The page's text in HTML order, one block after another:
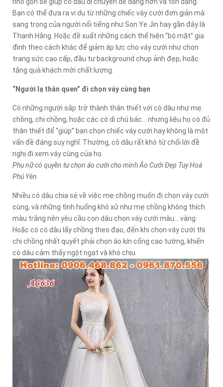
Bạn có thể đưa ra ví dụ từ những chiếc váy cưới đơn giản mà
sang trọng của người nổi tiếng như Son Ye Jin hay gần đây là
Thanh Hằng. Hoặc đề xuất những cách thể hiện “bộ mặt” gia
đình theo cách khác để giảm áp lực cho váy cưới như chọn
trang sức cao cấp, đầu tư background chụp ảnh đẹp, hoặc
tặng quà khách mời chất lượng.
“Người lạ thân quen” đi chọn váy cùng bạn
Có những người sắp trở thành thân thiết với cô dâu như mẹ
chồng, chị chồng, hoặc các cô dì chú bác... nhưng liệu họ có đủ
thân thiết để “giúp” bạn chọn chiếc váy cưới hay không là một
vấn đề đáng suy nghĩ. Thường, cô dâu rất khó từ chối lời đề
nghị đi xem váy cùng của họ.
Phụ nữ có quyền tự chọn áo cưới cho mình Áo Cưới Đẹp Tuy Hoà
Phú Yên
Nhiều cô dâu chia sẻ về việc mẹ chồng muốn đi chọn váy cưới
cùng, và những tình huống khó xử như mẹ chồng không thích
màu trắng nên yêu cầu con dâu chọn váy cưới màu... vàng.
Hoặc có cô dâu lấy chồng theo đạo, đến khi chọn váy cưới thì
chị chồng nhất quyết phải chọn áo kín cổng cao tường, khiến
cô dâu cảm thấy ngột ngạt và khó chịu.